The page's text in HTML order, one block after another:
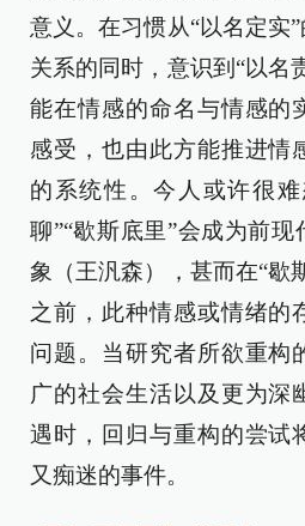
意义。在习惯从“以名定实
关系的同时，意识到“以名
能在情感的命名与情感的
感受，也由此方能推进情
的系统性。今人或许很
聊”“歇斯底里”会成为前
象（王汎森），甚而在“歇
之前，此种情感或情绪的
问题。当研究者所欲重构
广的社会生活以及更为深
遇时，回归与重构的尝试
又痴迷的事件。